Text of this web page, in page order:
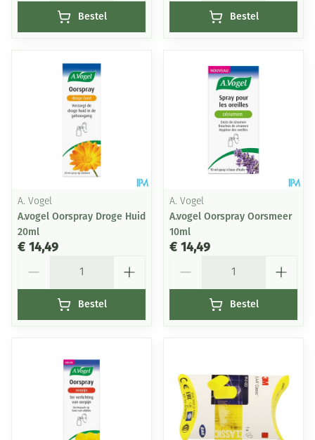
Bestel Bestel
A. Vogel
A.vogel Oorspray Droge Huid
20ml
€ 14,49
Bestel
A. Vogel
A.vogel Oorspray Oorsmeer
10ml
€ 14,49
Bestel